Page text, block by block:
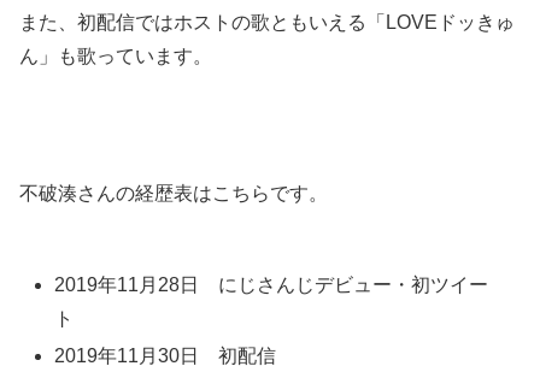
また、初配信ではホストの歌ともいえる「LOVEドッきゅ
ん」も歌っています。
不破湊さんの経歴表はこちらです。
2019年11月28日 にじさんじデビュー・初ツイー
ト
2019年11月30日 初配信